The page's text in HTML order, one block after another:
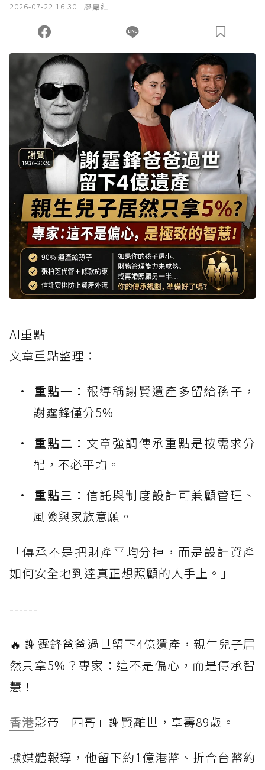
2026-07-22 16:30 廖嘉紅
AI重點
文章重點整理：
重點一： 報導稱謝賢遺產多留給孫子，
謝霆鋒僅分5%
重點二： 文章強調傳承重點是按需求分
配，不必平均。
重點三：信託與制度設計可兼顧管理、
風險與家族意願。
「傳承不是把財產平均分掉，而是設計資產
如何安全地到達真正想照顧的人手上。」
------
🔥 謝霆鋒爸爸過世留下4億遺產，親生兒子居
然只拿5%？專家：這不是偏心，而是傳承智
慧！
香港影帝「四哥」謝賢離世，享壽89歲。
據媒體報導，他留下約1億港幣、折合台幣約